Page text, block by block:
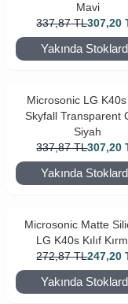
Mavi
337,87 TL307,20
Yakında
Microsonic LG K40s
Skyfall Transparent
Siyah
337,87 TL307,20
Yakında
Microsonic Matte
LG K40s Kılıf
272,87 TL247,20
Yakında